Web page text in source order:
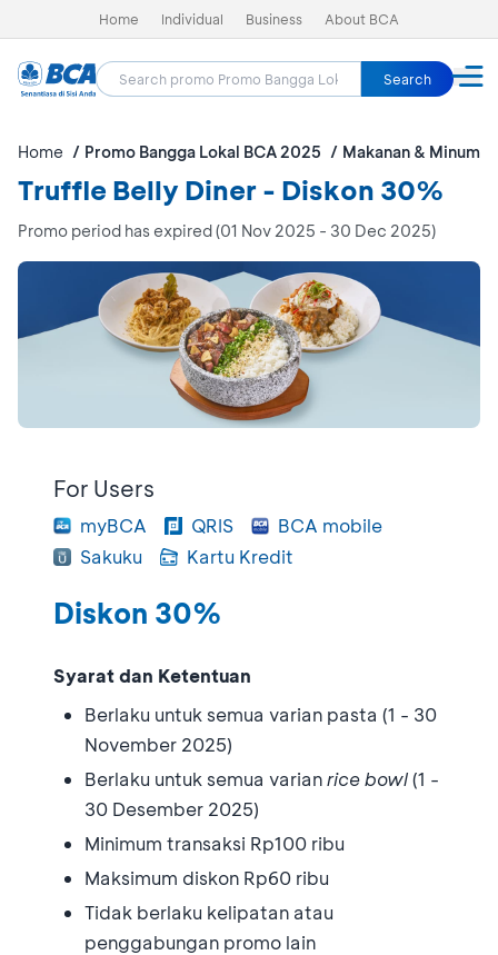
Home Individual Business About BCA
Search
Home Promo Bangga Lokal BCA 2025 Makanan & Minuman
Truffle Belly Diner - Diskon 30%
Promo period has expired (01 Nov 2025 - 30 Dec 2025)
For Users
myBCA QRIS
BCA mobile
Sakuku
Kartu Kredit
Diskon 30%
Syarat dan Ketentuan
Berlaku untuk semua varian pasta (1 - 30
November 2025)
Berlaku untuk semua varianrice bowl(1 -
30 Desember 2025)
Minimum transaksi Rp100 ribu
Maksimum diskon Rp60 ribu
Tidak berlaku kelipatan atau
penggabungan promo lain